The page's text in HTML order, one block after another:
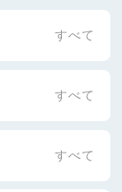
すべて
すべて
すべて